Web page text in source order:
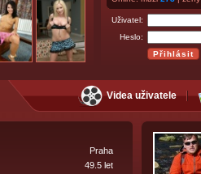
Uživatel:
Heslo:
Videa uživatele
Praha
49.5 let